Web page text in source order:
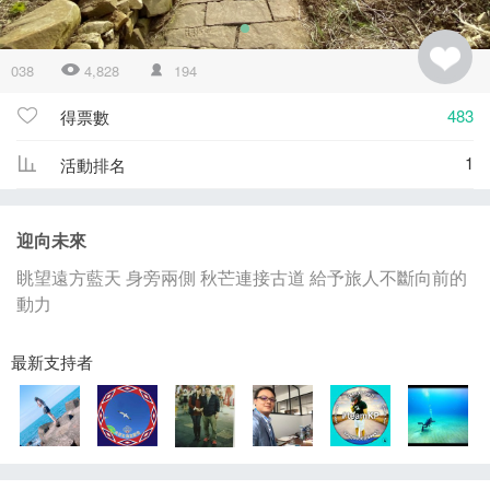
038 4,828 194
得票數 483
活動排名 1
迎向未來
眺望遠方藍天 身旁兩側 秋芒連接古道 給予旅人不斷向前的
動力
最新支持者